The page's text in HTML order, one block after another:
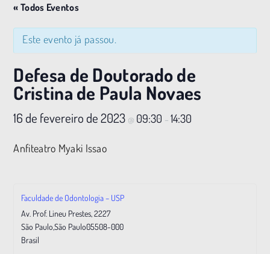
« Todos Eventos
Este evento já passou.
Defesa de Doutorado de
Cristina de Paula Novaes
16 de fevereiro de 2023 @ 09:30 –14:30
Anfiteatro Myaki Issao
Faculdade de Odontologia – USP
Av. Prof. Lineu Prestes, 2227
São Paulo,São Paulo05508-000
Brasil